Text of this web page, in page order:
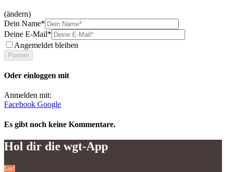
(ändern)
Dein Name*
Deine E-Mail*
Angemeldet bleiben
Oder einloggen mit
Anmelden mit:
Facebook Google
Es gibt noch keine Kommentare.
Hol dir die wgt-App
Los!